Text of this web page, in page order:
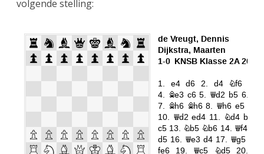
n
t
s
e
d
volgende stelling: